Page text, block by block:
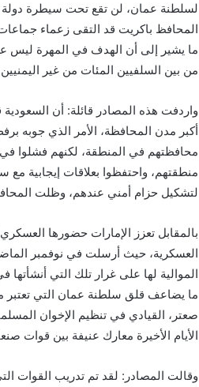
لسلطنة عمان، لن تقع تحت سيطرة
المحافظ باكريت قد التقى زعماء
ما يشير إلى أن الهدف في المهرة ليس
من بين السلفيين المئات من غير
واردفت هذه المصادر قائلة: أن
أكبر مدن المحافظة، الأمر الذي جوبه
محافظتهم في المنطقة، لكنهم فشلوا
منطقتهم، واحتفظوا بعلاقات إيجابية
لتشكيل حزام أمني عندهم، وظلت
بالمقابل تعزز الإمارات حضورها
العسكرية، حيث أرسلت في نوفمبر
الموالية لها على غرار تلك التي
ما يضاعف قلق سلطنة عمان التي تعتبر
صعتر، القيادي في تنظيم الإخوان
الأيام الأخيرة معارك عنيفة بين قوات
وقالت المصادر: لقد تم تدريب القوات